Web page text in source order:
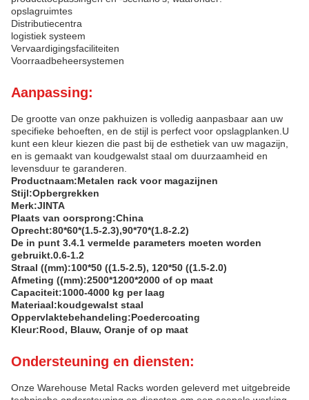
opslagruimtes
Distributiecentra
logistiek systeem
Vervaardigingsfaciliteiten
Voorraadbeheersystemen
Aanpassing:
De grootte van onze pakhuizen is volledig aanpasbaar aan uw
specifieke behoeften, en de stijl is perfect voor opslagplanken.U
kunt een kleur kiezen die past bij de esthetiek van uw magazijn,
en is gemaakt van koudgewalst staal om duurzaamheid en
levensduur te garanderen.
Productnaam:Metalen rack voor magazijnen
Stijl:Opbergrekken
Merk:JINTA
Plaats van oorsprong:China
Oprecht:80*60*(1.5-2.3),90*70*(1.8-2.2)
De in punt 3.4.1 vermelde parameters moeten worden
gebruikt.0.6-1.2
Straal ((mm):100*50 ((1.5-2.5), 120*50 ((1.5-2.0)
Afmeting ((mm):2500*1200*2000 of op maat
Capaciteit:1000-4000 kg per laag
Materiaal:koudgewalst staal
Oppervlaktebehandeling:Poedercoating
Kleur:Rood, Blauw, Oranje of op maat
Ondersteuning en diensten:
Onze Warehouse Metal Racks worden geleverd met uitgebreide